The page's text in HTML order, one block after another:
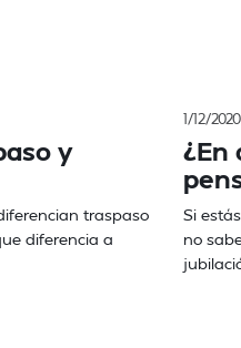
y
traspaso
diferencia a
1/12/2020
¿En
Si
no